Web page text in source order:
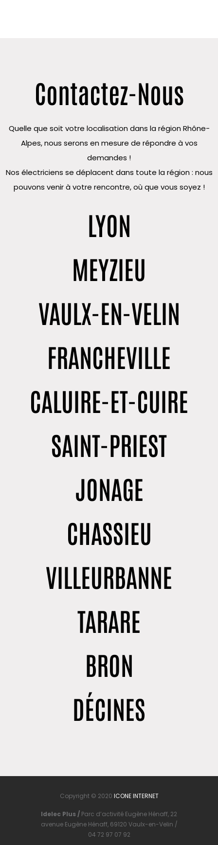
Contactez-Nous
Quelle que soit votre localisation dans la région Rhône-
Alpes, nous serons en mesure de répondre à vos
demandes !
Nos électriciens se déplacent dans toute la région : nous
pouvons venir à votre rencontre, où que vous soyez !
LYON
MEYZIEU
VAULX-EN-VELIN
FRANCHEVILLE
CALUIRE-ET-CUIRE
SAINT-PRIEST
JONAGE
CHASSIEU
VILLEURBANNE
TARARE
BRON
DÉCINES
Copyright © 2020 ICONE INTERNET
Idelec Plus / Parc d’activité Eugène Hénaff, 22
avenue Eugène Hénaff, 69120 Vaulx-en-Velin /
04 72 97 07 92